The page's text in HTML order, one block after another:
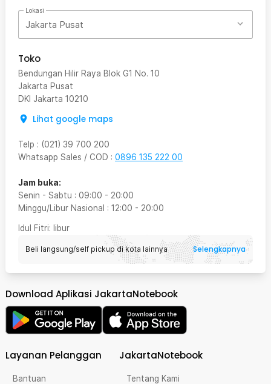
Lokasi
Jakarta Pusat
Toko
Bendungan Hilir Raya Blok G1 No. 10
Jakarta Pusat
DKI Jakarta 10210
Lihat google maps
Telp : (021) 39 700 200
Whatsapp Sales / COD : 0896 135 222 00
Jam buka:
Senin - Sabtu : 09:00 - 20:00
Minggu/Libur Nasional : 12:00 - 20:00
Idul Fitri: libur
Beli langsung/self pickup di kota lainnya Selengkapnya
Download Aplikasi JakartaNotebook
Layanan Pelanggan
Bantuan
JakartaNotebook
Tentang Kami